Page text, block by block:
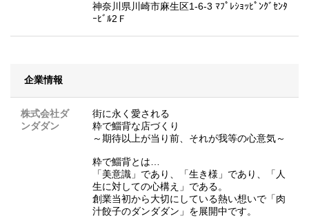
神奈川県川崎市麻生区1-6-3 ﾏﾌﾟﾚｼｮｯﾋﾟﾝｸﾞｾﾝﾀ
ｰﾋﾞﾙ2Ｆ
企業情報
株式会社ダ
ンダダン
街に永く愛される
粋で鯔背な店づくり
～期待以上が当り前、それが我等の心意気～
粋で鯔背とは…
「美意識」であり、「生き様」であり、「人
生に対しての心構え」である。
創業当初から大切にしている熱い想いで「肉
汁餃子のダンダダン」を展開中です。